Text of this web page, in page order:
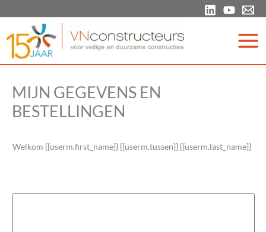
de
inhoud
MIJN GEGEVENS EN
BESTELLINGEN
Welkom {{userm.first_name}} {{userm.tussen}} {{userm.last_name}}